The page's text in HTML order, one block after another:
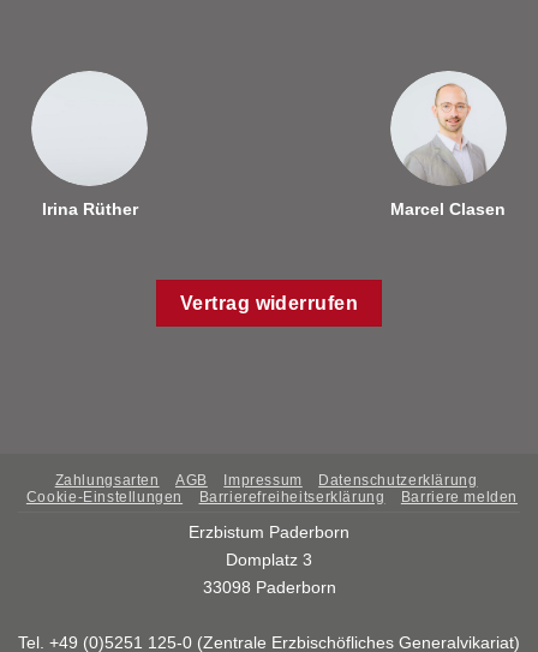
Irina Rüther Marcel Clasen
Vertrag widerrufen
Zahlungsarten AGB Impressum
Datenschutzerklärung
Cookie-Einstellungen
Barrierefreiheitserklärung Barriere melden
Erzbistum Paderborn
Domplatz 3
33098 Paderborn
Tel. +49 (0)5251 125-0 (Zentrale Erzbischöfliches Generalvikariat)